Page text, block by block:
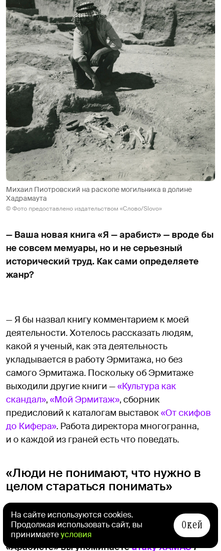
Михаил Пиотровский на раскопе могильника в долине
Хадрамаута
© Фото предоставлено издательством «Слово/Slovo»
— Ваша новая книга «Я — арабист» — вроде бы
не совсем мемуары, но и не серьезный
исторический труд. Как сами определяете
жанр?
— Я бы назвал книгу комментарием к моей
деятельности. Хотелось рассказать людям,
какой я ученый, как эта деятельность
укладывается в работу Эрмитажа, но без
самого Эрмитажа. Поскольку об Эрмитаже
выходили другие книги —«Культура как
скандал»,«Мой Эрмитаж», сборник
предисловий к каталогам выставок«От скифов
до Кифера». Работа директора многогранна,
и о каждой из граней есть что поведать.
«Люди не понимают, что нужно в
целом стараться понимать»
— Книга актуальна: прямо сейчас мы
наблюдаем очередной виток конфликта на
Ближнем Востоке. Я заметила, что в
«Арабисте» вы упоминаетеатаку ХАМАС7
На сайте используются cookies.
Продолжая использовать сайт, вы
принимаетеусловия
Окей